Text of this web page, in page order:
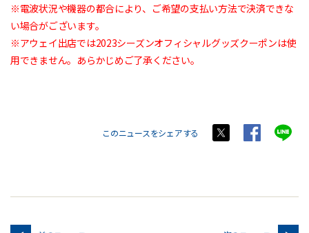
※電波状況や機器の都合により、ご希望の支払い方法で決済できな
い場合がございます。
※アウェイ出店では2023シーズンオフィシャルグッズクーポンは使
用できません。あらかじめご了承ください。
このニュースをシェアする